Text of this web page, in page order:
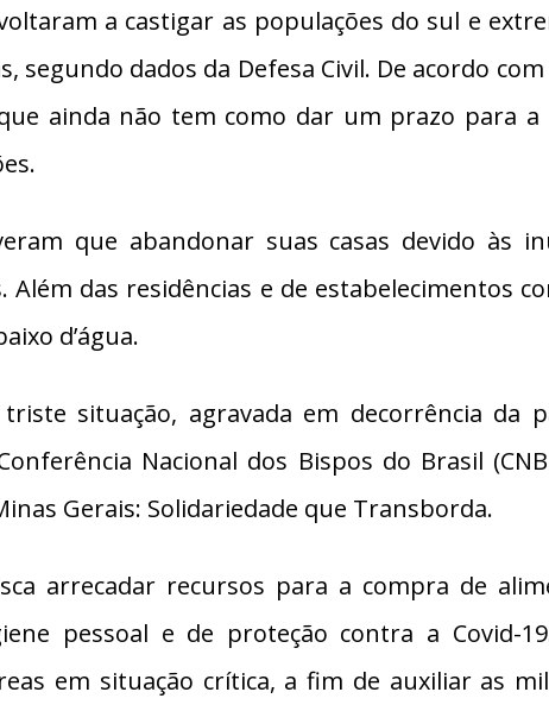
a castigar as populações do sul e
segundo dados da Defesa Civil. De acordo
ainda não tem como dar um prazo para
que abandonar suas casas devido às
Além das residências e de estabelecimentos
d’água.
situação, agravada em decorrência da
Nacional dos Bispos do Brasil
Gerais: Solidariedade que Transborda.
arrecadar recursos para a compra de
pessoal e de proteção contra a Covid-
em situação crítica, a fim de auxiliar as